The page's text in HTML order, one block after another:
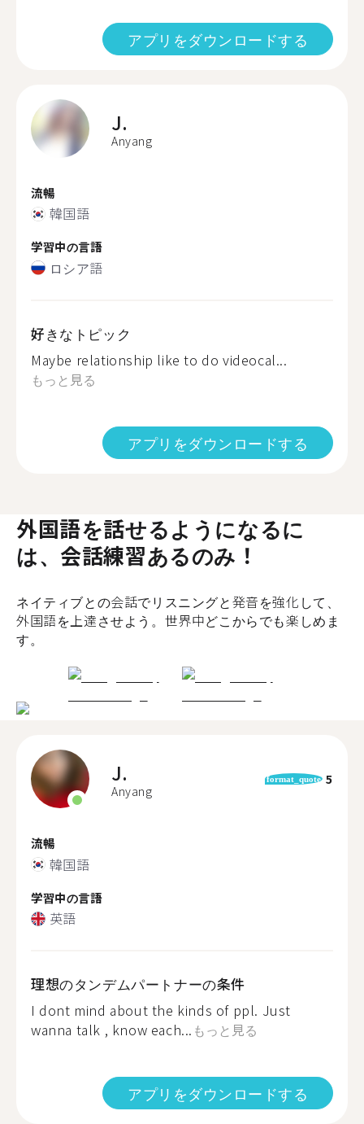
アプリをダウンロードする
J.
Anyang
流暢
韓国語
学習中の言語
ロシア語
好きなトピック
Maybe relationship like to do videocal...
もっと見る
アプリをダウンロードする
外国語を話せるようになるに
は、会話練習あるのみ！
ネイティブとの会話でリスニングと発音を強化して、
外国語を上達させよう。世界中どこからでも楽しめま
す。
J.
Anyang
format_quote 5
流暢
韓国語
学習中の言語
英語
理想のタンデムパートナーの条件
I dont mind about the kinds of ppl. Just
wanna talk , know each... もっと見る
アプリをダウンロードする